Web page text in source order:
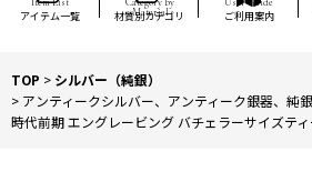
アイテム一覧 材質別カテゴリ ご利用案内
TOP > シルバー（純銀）
> アンティークシルバー、アンティーク銀器、純
時代前期 エングレービング バチェラーサイズテ